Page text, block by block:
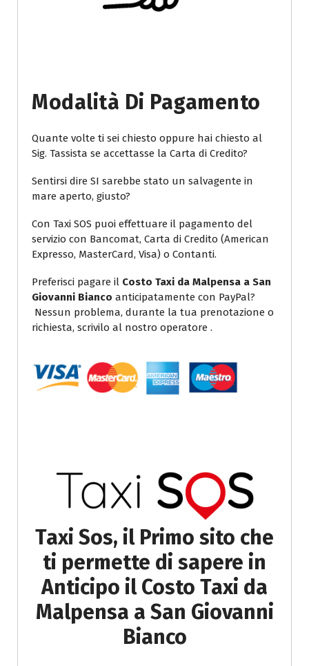
Modalità Di Pagamento
Quante volte ti sei chiesto oppure hai chiesto al
Sig. Tassista se accettasse la Carta di Credito?
Sentirsi dire SI sarebbe stato un salvagente in
mare aperto, giusto?
Con Taxi SOS puoi effettuare il pagamento del
servizio con Bancomat, Carta di Credito (American
Expresso, MasterCard, Visa) o Contanti.
Preferisci pagare il Costo Taxi da Malpensa a San
Giovanni Bianco anticipatamente con PayPal?
Nessun problema, durante la tua prenotazione o
richiesta, scrivilo al nostro operatore .
Taxi Sos, il Primo sito che
ti permette di sapere in
Anticipo il Costo Taxi da
Malpensa a San Giovanni
Bianco